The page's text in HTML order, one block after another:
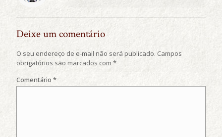
Deixe um comentário
O seu endereço de e-mail não será publicado. Campos
obrigatórios são marcados com *
Comentário *